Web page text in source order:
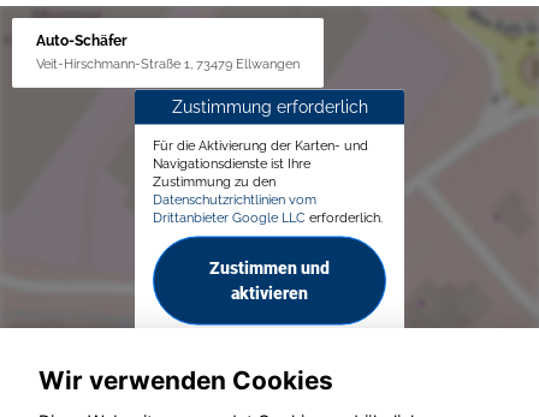
Auto-Schäfer
Veit-Hirschmann-Straße 1, 73479 Ellwangen
Zustimmung erforderlich
Für die Aktivierung der Karten- und
Navigationsdienste ist Ihre
Zustimmung zu den
Datenschutzrichtlinien vom
Drittanbieter Google LLC erforderlich.
Zustimmen und
aktivieren
Wir verwenden Cookies